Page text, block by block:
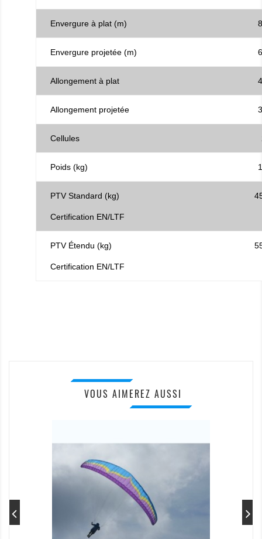
Envergure à plat (m)
Envergure projetée (m)
Allongement à plat
Allongement projetée
Cellules
Poids (kg)
PTV Standard (kg)
Certification EN/LTF
PTV Étendu (kg)
Certification EN/LTF
VOUS AIMEREZ AUSSI